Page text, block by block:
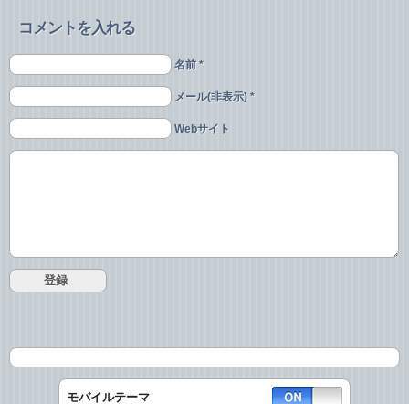
コメントを入れる
名前 *
メール(非表示) *
Webサイト
モバイルテーマ